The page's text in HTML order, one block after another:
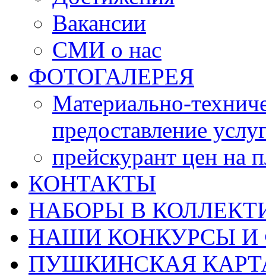
Вакансии
СМИ о нас
ФОТОГАЛЕРЕЯ
Материально-
предоставление
прейскурант цен на
КОНТАКТЫ
НАБОРЫ В
НАШИ КОНКУРСЫ И
ПУШКИНСКАЯ